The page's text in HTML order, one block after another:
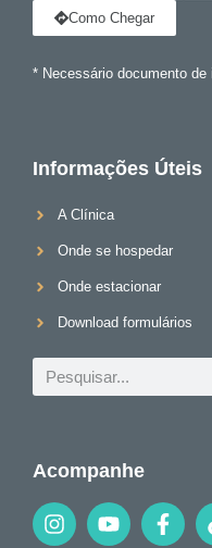
Como Chegar
* Necessário documento de
Informações Úteis
A Clínica
Onde se hospedar
Onde estacionar
Download formulários
Acompanhe